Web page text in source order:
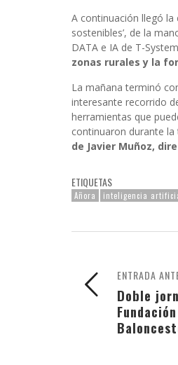
A continuación llegó la
sostenibles’, de la
DATA e IA de T-
zonas rurales y la
La mañana terminó
interesante recorrido
herramientas que
continuaron durante
de Javier Muñoz,
ETIQUETAS
Añora inteligencia
ENTRADA
Doble